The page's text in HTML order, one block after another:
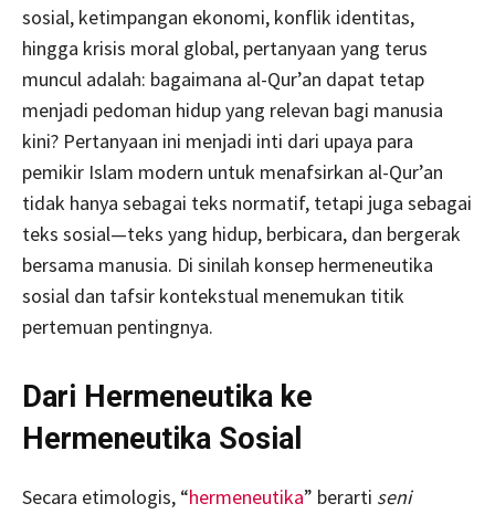
sosial, ketimpangan ekonomi, konflik identitas,
hingga krisis moral global, pertanyaan yang terus
muncul adalah: bagaimana al-Qur’an dapat tetap
menjadi pedoman hidup yang relevan bagi manusia
kini? Pertanyaan ini menjadi inti dari upaya para
pemikir Islam modern untuk menafsirkan al-Qur’an
tidak hanya sebagai teks normatif, tetapi juga sebagai
teks sosial—teks yang hidup, berbicara, dan bergerak
bersama manusia. Di sinilah konsep hermeneutika
sosial dan tafsir kontekstual menemukan titik
pertemuan pentingnya.
Dari Hermeneutika ke
Hermeneutika Sosial
Secara etimologis, “hermeneutika” berarti seni